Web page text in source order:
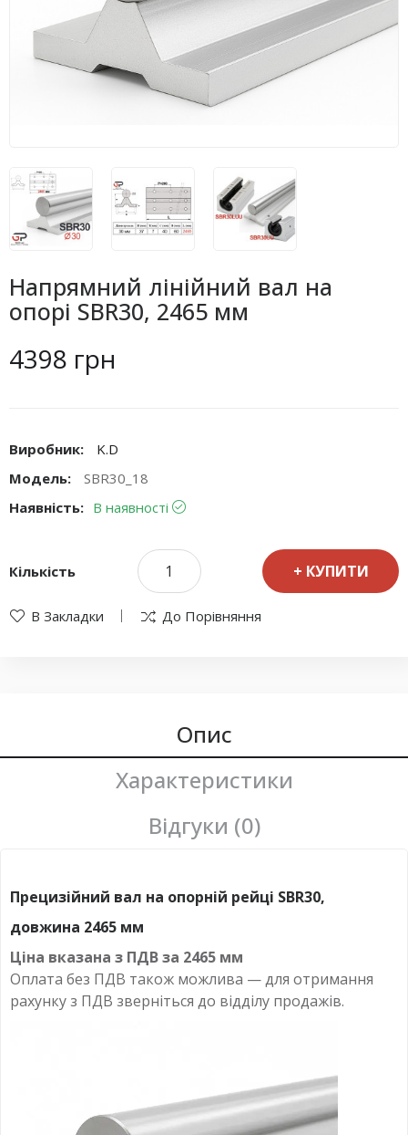
Напрямний лінійний вал на
опорі SBR30, 2465 мм
4398 грн
Виробник:
K.D
Модель:
SBR30_18
Наявність: В наявності
Кількість КУПИТИ
В Закладки До Порівняння
Опис
Характеристики
Відгуки (0)
Прецизійний вал на опорній рейці SBR30,
довжина 2465 мм
Ціна вказана з ПДВ за 2465 мм
Оплата без ПДВ також можлива — для отримання
рахунку з ПДВ зверніться до відділу продажів.